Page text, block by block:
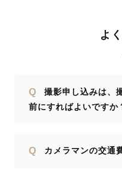
よ
Q
撮影申し込みは、
前にすればよいですか
Q カメラマンの交通